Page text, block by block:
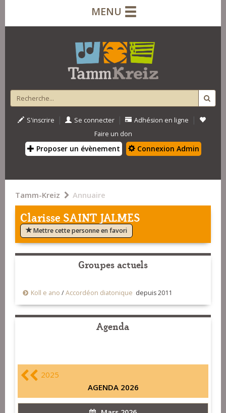
MENU
S'inscrire | Se connecter | Adhésion en ligne |
Faire un don
Proposer un évènement Connexion Admin
Tamm-Kreiz Annuaire
Clarisse SAINT JALMES
Mettre cette personne en favori
Groupes actuels
Koll e ano /Accordéon diatonique depuis 2011
Agenda
2025
AGENDA 2026